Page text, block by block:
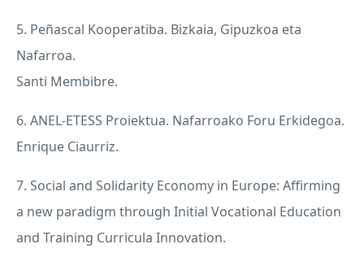
5. Peñascal Kooperatiba. Bizkaia, Gipuzkoa eta
Nafarroa.
Santi Membibre.
6. ANEL-ETESS Proiektua. Nafarroako Foru Erkidegoa.
Enrique Ciaurriz.
7. Social and Solidarity Economy in Europe: Affirming
a new paradigm through Initial Vocational Education
and Training Curricula Innovation.